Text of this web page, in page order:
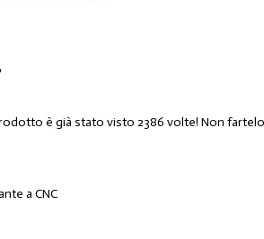
è già stato visto 2386 volte! Non fartelo
a CNC